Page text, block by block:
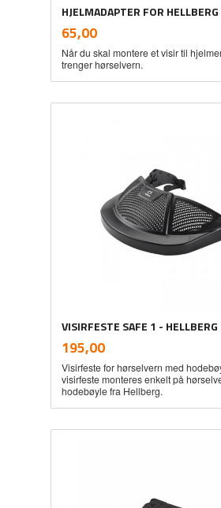
HJELMADAPTER FOR
Pris
65,00mva.
Når du skal montere et visir til
trenger hørselvern.
VISIRFESTE SAFE 1 - HELLBERG
Pris
195,00mva.
Visirfeste for hørselvern med
visirfeste monteres enkelt på
hodebøyle fra Hellberg.